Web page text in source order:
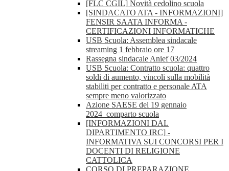
[FLC CGIL] Novità cedolino scuola
[SINDACATO ATA - INFORMAZIONI]
FENSIR SAATA INFORMA -
CERTIFICAZIONI INFORMATICHE
USB Scuola: Assemblea sindacale
streaming 1 febbraio ore 17
Rassegna sindacale Anief 03/2024
USB Scuola: Contratto scuola: quattro
soldi di aumento, vincoli sulla mobilità
stabiliti per contratto e personale ATA
sempre meno valorizzato
Azione SAESE del 19 gennaio
2024_comparto scuola
[INFORMAZIONI DAL
DIPARTIMENTO IRC] -
INFORMATIVA SUI CONCORSI PER I
DOCENTI DI RELIGIONE
CATTOLICA